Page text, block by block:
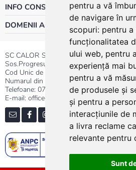
pentru a vă
de navigare în
scopuri: pentru a
funcționalitatea
ului web, pentru
experiență mai
pentru a vă
de produsele și
și pentru a
interacțiunile de
a livra reclame
relevante pentru
Sunt
INFO CONSUMATOR
DOMENII ACTIVITATE
SC CALOR SRL
Sos.Progresului nr.30-40, Sector 5,
Cod Unic de Inregistrare: RO 3004724
Numarul din Registrul Comertului:J40/
Telefoane: 0737.23.44.44|021.411.44.44
E-mail: office@calor.ro